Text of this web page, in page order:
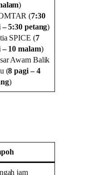
)
(7:30
– 5:30 petang)
SPICE (7
– 10 malam)
Awam Balik
(8 pagi – 4
)
jam